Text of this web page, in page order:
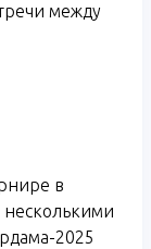
между
в
несколькими
2025